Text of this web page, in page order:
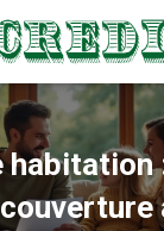
habitation